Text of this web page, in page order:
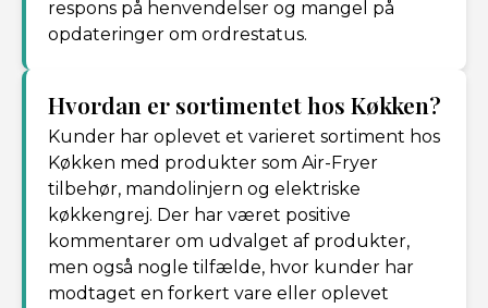
respons på henvendelser og mangel på
opdateringer om ordrestatus.
Hvordan er sortimentet hos Køkken?
Kunder har oplevet et varieret sortiment hos
Køkken med produkter som Air-Fryer
tilbehør, mandolinjern og elektriske
køkkengrej. Der har været positive
kommentarer om udvalget af produkter,
men også nogle tilfælde, hvor kunder har
modtaget en forkert vare eller oplevet